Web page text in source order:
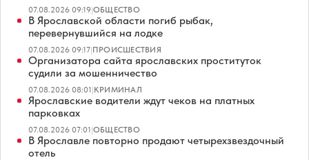
07.08.2026 09:19|ОБЩЕСТВО
В Ярославской области погиб рыбак,
перевернувшийся на лодке
07.08.2026 09:17|ПРОИСШЕСТВИЯ
Организатора сайта ярославских проституток
судили за мошенничество
07.08.2026 08:01|КРИМИНАЛ
Ярославские водители ждут чеков на платных
парковках
07.08.2026 07:01|ОБЩЕСТВО
В Ярославле повторно продают четырехзвездочный
отель